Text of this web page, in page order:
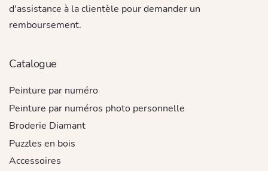
d'assistance à la clientèle pour demander un
remboursement.
Catalogue
Peinture par numéro
Peinture par numéros photo personnelle
Broderie Diamant
Puzzles en bois
Accessoires